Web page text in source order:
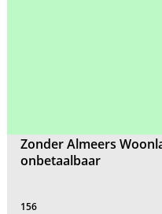
Zonder Almeers
onbetaalbaar
156